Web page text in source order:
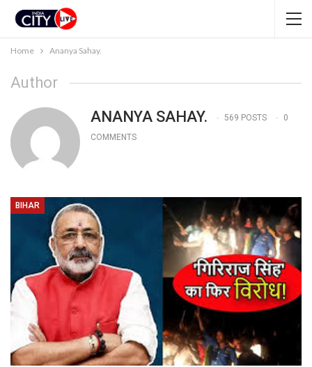
Home Ananya Sahay.
Author
ANANYA SAHAY.
569 POSTS
0
COMMENTS
BIHAR